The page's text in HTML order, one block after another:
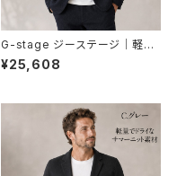
G-stage ジーステージ｜軽量
＆ドライニットジャージジャケッ
ト｜洗濯可能 オンオフ 150215
¥25,608